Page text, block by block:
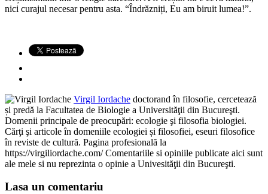
nici curajul necesar pentru asta. “Îndrăzniți, Eu am biruit lumea!”.
Virgil Iordache doctorand în filosofie, cercetează
și predă la Facultatea de Biologie a Universităţii din Bucureşti.
Domenii principale de preocupări: ecologie şi filosofia biologiei.
Cărţi şi articole în domeniile ecologiei și filosofiei, eseuri filosofice
în reviste de cultură. Pagina profesională la
https://virgiliordache.com/ Comentariile si opiniile publicate aici sunt
ale mele si nu reprezinta o opinie a Univesităţii din Bucureşti.
Lasa un comentariu